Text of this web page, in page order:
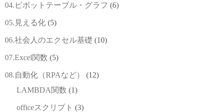
04.ピボットテーブル・グラフ (6)
05.見える化 (5)
06.社会人のエクセル基礎 (10)
07.Excel関数 (5)
08.自動化（RPAなど）
(12)
LAMBDA関数 (1)
officeスクリプト (3)